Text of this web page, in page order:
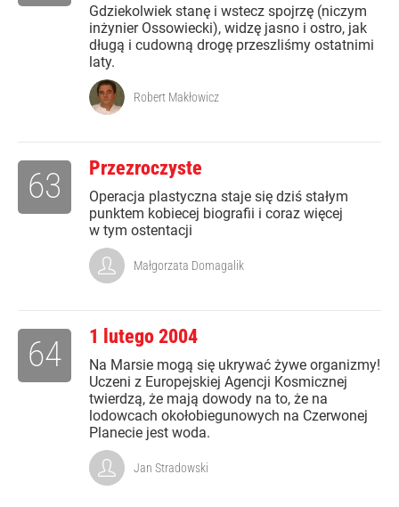
Gdziekolwiek stanę i wstecz spojrzę (niczym
inżynier Ossowiecki), widzę jasno i ostro, jak
długą i cudowną drogę przeszliśmy ostatnimi
laty.
Robert Makłowicz
Przezroczyste
Operacja plastyczna staje się dziś stałym
punktem kobiecej biografii i coraz więcej
w tym ostentacji
63
Małgorzata Domagalik
1 lutego 2004
Na Marsie mogą się ukrywać żywe organizmy!
Uczeni z Europejskiej Agencji Kosmicznej
twierdzą, że mają dowody na to, że na
lodowcach okołobiegunowych na Czerwonej
Planecie jest woda.
64
Jan Stradowski